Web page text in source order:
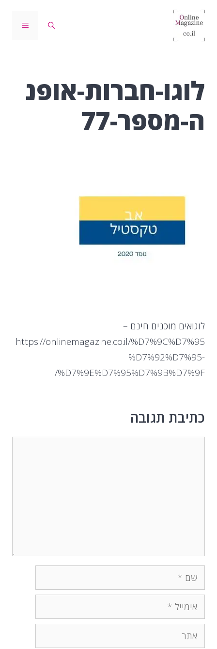
לדלג
לתוכן
תפריט
לוגו-חברות-אופנ
ה-מספר-77
לוגואים מוכנים חינם –
https://onlinemagazine.co.il/%D7%9C%D7%95
%D7%92%D7%95-
%D7%9E%D7%95%D7%9B%D7%9F/
כתיבת תגובה
שם
אימייל
אתר